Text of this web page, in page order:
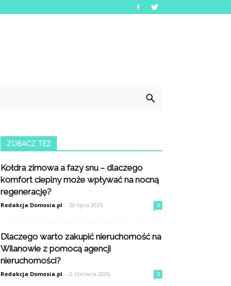
ZOBACZ TEŻ
Kołdra zimowa a fazy snu – dlaczego
komfort cieplny może wpływać na nocną
regenerację?
Redakcja Domosia.pl - 20 lipca 2026 0
Dlaczego warto zakupić nieruchomość na
Wilanowie z pomocą agencji
nieruchomości?
Redakcja Domosia.pl - 2 czerwca 2026 0